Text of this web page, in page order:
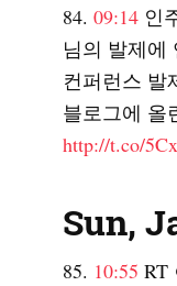
09:14 인
님의 발제에
컨퍼런스 발
블로그에 올
http://t.co/
Sun,
10:55 RT